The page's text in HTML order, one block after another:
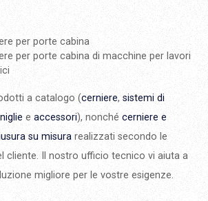
per porte cabina
per porte cabina di macchine per lavori
a catalogo (cerniere, sistemi di
e accessori), nonché cerniere e
su misura realizzati secondo le
cliente. Il nostro ufficio tecnico vi aiuta a
migliore per le vostre esigenze.